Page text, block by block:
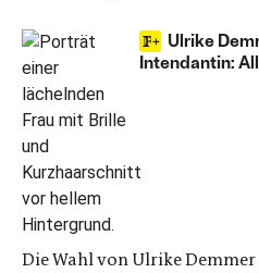
Ulrike
Intendantin:
Die Wahl von Ulrike Demmer